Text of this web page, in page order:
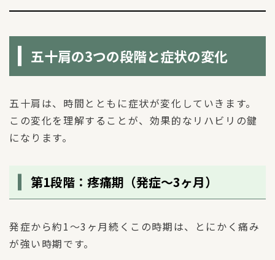
五十肩の3つの段階と症状の変化
五十肩は、時間とともに症状が変化していきます。
この変化を理解することが、効果的なリハビリの鍵
になります。
第1段階：疼痛期（発症〜3ヶ月）
発症から約1〜3ヶ月続くこの時期は、とにかく痛み
が強い時期です。